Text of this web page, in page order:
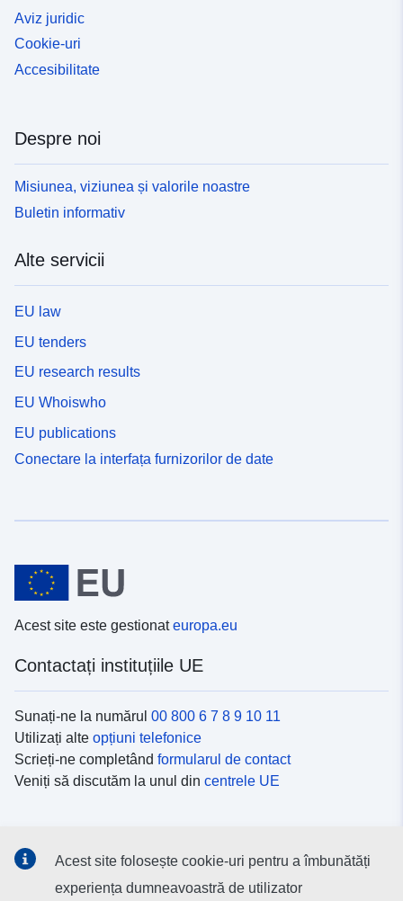
Aviz juridic
Cookie-uri
Accesibilitate
Despre noi
Misiunea, viziunea și valorile noastre
Buletin informativ
Alte servicii
EU law
EU tenders
EU research results
EU Whoiswho
EU publications
Conectare la interfața furnizorilor de date
Acest site este gestionateuropa.eu
Contactați instituțiile UE
Sunați-ne la numărul 00 800 6 7 8 9 10 11
Utilizați alte opțiuni telefonice
Scrieți-ne completând formularul de contact
Veniți să discutăm la unul din centrele UE
Descoperiți canalele UEpe rețelele sociale
Acest site folosește cookie-uri pentru a îmbunătăți
experiența dumneavoastră de utilizator